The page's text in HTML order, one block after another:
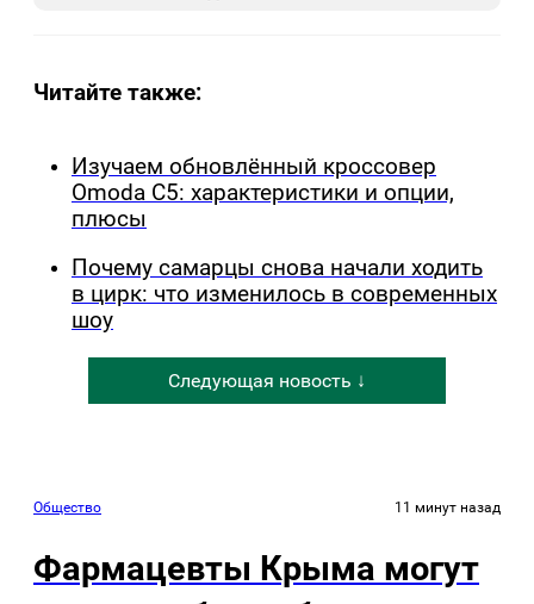
Читайте также:
Изучаем обновлённый кроссовер
Omoda C5: характеристики и опции,
плюсы
Почему самарцы снова начали ходить
в цирк: что изменилось в современных
шоу
Следующая новость ↓
Общество 11 минут назад
Фармацевты Крыма могут